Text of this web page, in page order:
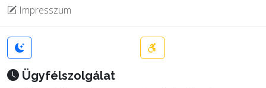
Impresszum
Ügyfélszolgálat